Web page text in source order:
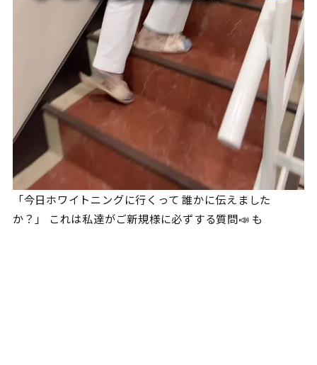
「今日ホワイトニングに行くって 誰かに伝えました
か？」 これは私達がご新規様に必ずする質問📣 も